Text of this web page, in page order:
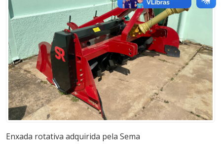
Enxada rotativa adquirida pela Sema